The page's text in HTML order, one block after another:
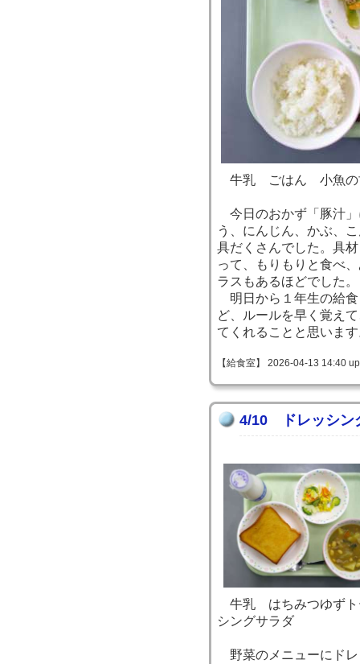
牛乳 ごはん 小魚の
今日のおかず「豚汁」
う、にんじん、かぶ、
具だくさんでした。具
って、もりもりと食べ
ラスもあるほどでした。
明日から１年生の給食
ど、ルールを早く覚え
てくれることと思いま
【給食室】 2026-04-13 14:40
4/10 ドレッシン
牛乳 はちみつゆず
シングサラダ
野菜のメニューにドレ